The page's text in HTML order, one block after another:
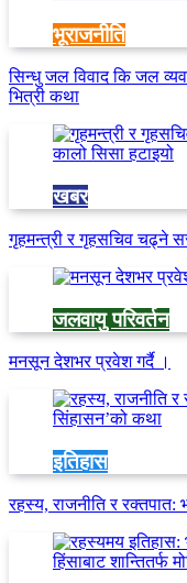
भूराजनीति
सिन्धु जल विवाद कि जल
भित्री कथा
खबर
गृहमन्त्री र गृहसचिव चढ्ने
जलवायु परिवर्तन
मनसून देशभर प्रवेश गर्दै ।
इतिहास
रहस्य, राजनीति र रक्तपात: